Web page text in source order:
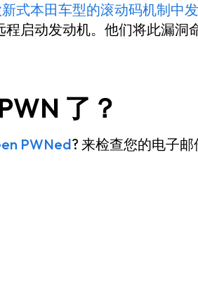
式本田车型的滚动码机制中
启动发动机。他们将此漏洞
了？
PWNed? 来检查您的电子